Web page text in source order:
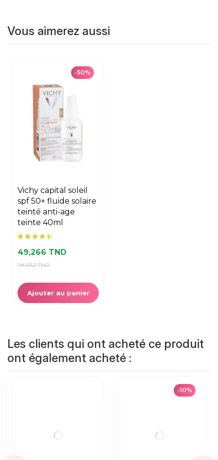
Vous aimerez aussi
-50%
vichy capital soleil
spf 50+ fluide solaire
teinté anti-age
teinte 40ml
49,266 TND
98,532 TND
Ajouter au panier
Les clients qui ont acheté ce produit
ont également acheté :
-10%